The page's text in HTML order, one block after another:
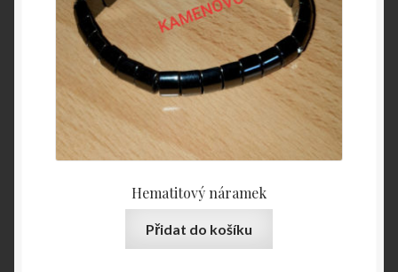
Hematitový náramek
Přidat do košíku